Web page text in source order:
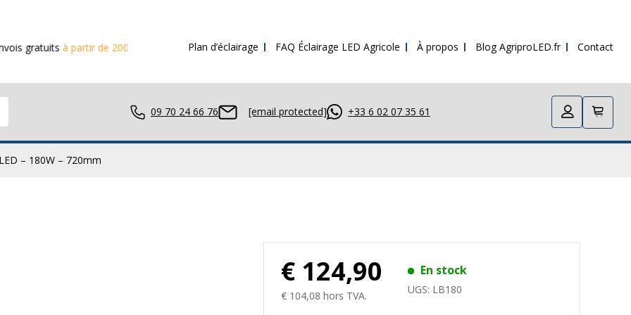
à partir de 200€ d’achat Plan d’éclairage FAQ Éclairage LED Agricole À propos Blog AgriproLED.fr Contact
09 70 24 66 76 [email protected] +33 6 02 07 35 61
LED
– 180W – 720mm
€ 124,90
€ 104,08 hors TVA.
En stock
UGS: LB180